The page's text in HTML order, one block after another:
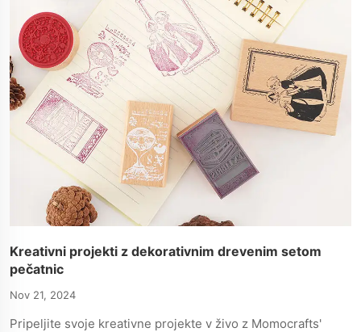
Kreativni projekti z dekorativnim drevenim setom
pečatnic
Nov 21, 2024
Pripeljite svoje kreativne projekte v živo z Momocrafts'